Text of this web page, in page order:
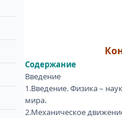
Содержание
Введение
1.Введение. Физика –
мира.
2.Механическое